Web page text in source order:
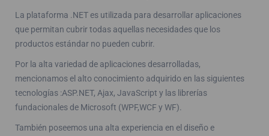
La plataforma .NET es utilizada para desarrollar aplicaciones
que permitan cubrir todas aquellas necesidades que los
productos estándar no pueden cubrir.
Por la alta variedad de aplicaciones desarrolladas,
mencionamos el alto conocimiento adquirido en las siguientes
tecnologías :ASP.NET, Ajax, JavaScript y las librerías
fundacionales de Microsoft (WPF,WCF y WF).
También poseemos una alta experiencia en el diseño e